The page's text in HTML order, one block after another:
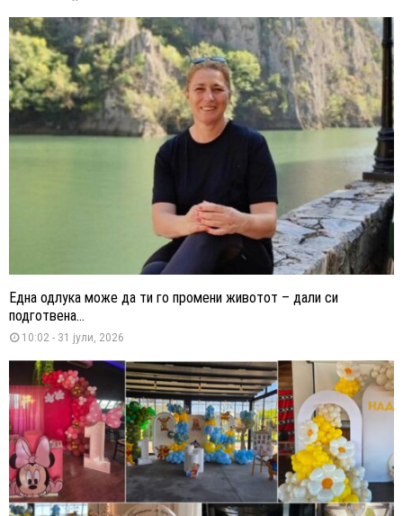
Една одлука може да ти го промени животот – дали си
подготвена...
10:02 - 31 јули, 2026